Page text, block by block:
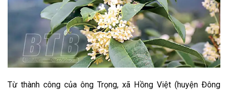
Từ thành công của ông Trọng, xã Hồng Việt (huyện Đông